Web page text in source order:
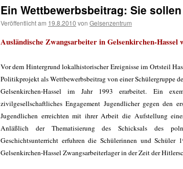
Ein Wettbewerbsbeitrag: Sie
Veröffentlicht am 19.8.2010 von Gelsenzentrum
Ausländische Zwangsarbeiter in Gelsenkirchen-Hassel
Vor dem Hintergrund lokalhistorischer Ereignisse im Ortsteil
Politikprojekt als Wettbewerbsbeitrag von einer Schülergruppe
Gelsenkirchen-Hassel im Jahr 1993 erarbeitet. Ein
zivilgesellschaftliches Engagement Jugendlicher gegen den
Jugendlichen erreichten mit ihrer Arbeit die Aufstellung
Anläßlich der Thematisierung des Schicksals des
Geschichtsunterricht erfuhren die Schülerinnen und Schüler
Gelsenkirchen-Hassel Zwangsarbeiterlager in der Zeit der